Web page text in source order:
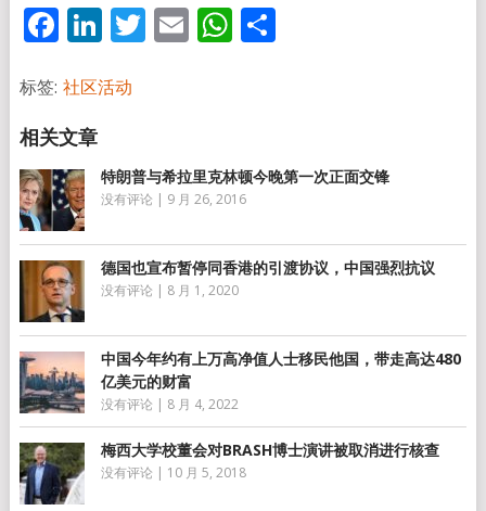
Facebook
LinkedIn
Twitter
EmailWhatsApp
分
标签: 社区活动
特朗普与希拉里克林顿今晚第一次正面交锋
没有评论 | 9 月 26, 2016
德国也宣布暂停同香港的引渡协议，中国强烈抗议
没有评论 | 8 月 1, 2020
中国今年约有上万高净值人士移民他国，带走高达480
亿美元的财富
没有评论 | 8 月 4, 2022
梅西大学校董会对BRASH博士演讲被取消进行核查
没有评论 | 10 月 5, 2018